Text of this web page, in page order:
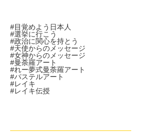
#目覚めよう日本人
#選挙に行こう
#政治に関心を持とう
#天使からのメッセージ
#女神からのメッセージ
#曼荼羅アート
#れー夢式曼荼羅アート
#パステルアート
#レイキ
#レイキ伝授
—————————————————